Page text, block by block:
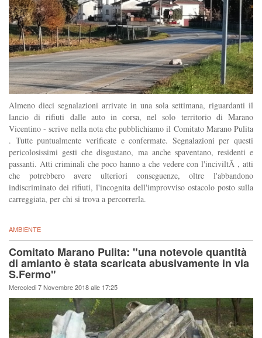
Almeno dieci segnalazioni arrivate in una sola settimana, riguardanti il
lancio di rifiuti dalle auto in corsa, nel solo territorio di Marano
Vicentino - scrive nella nota che pubblichiamo il Comitato Marano Pulita
. Tutte puntualmente verificate e confermate. Segnalazioni per questi
pericolosissimi gesti che disgustano, ma anche spaventano, residenti e
passanti. Atti criminali che poco hanno a che vedere con l'inciviltÃ , atti
che potrebbero avere ulteriori conseguenze, oltre l'abbandono
indiscriminato dei rifiuti, l'incognita dell'improvviso ostacolo posto sulla
carreggiata, per chi si trova a percorrerla.
AMBIENTE
Comitato Marano Pulita: "una notevole quantità
di amianto è stata scaricata abusivamente in via
S.Fermo"
Mercoledi 7 Novembre 2018 alle 17:25